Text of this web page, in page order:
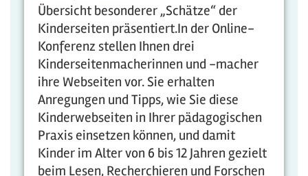
Übersicht besonderer „Schätze“ der
Kinderseiten präsentiert.In der Online-
Konferenz stellen Ihnen drei
Kinderseitenmacherinnen und -macher
ihre Webseiten vor. Sie erhalten
Anregungen und Tipps, wie Sie diese
Kinderwebseiten in Ihrer pädagogischen
Praxis einsetzen können, und damit
Kinder im Alter von 6 bis 12 Jahren gezielt
beim Lesen, Recherchieren und Forschen